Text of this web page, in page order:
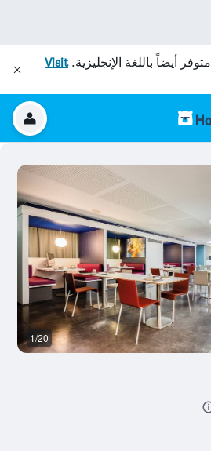
متوفر أيضاً باللغة الإنجليزية.Visit
1/20